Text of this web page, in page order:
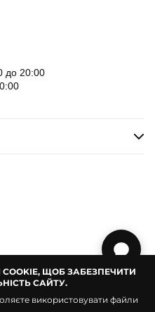
ЩОБ ЗАБЕЗПЕЧИТИ
САЙТУ.
використовувати файли
до 20:00